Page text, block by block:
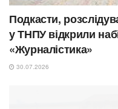
Подкасти,
у ТНПУ відкрили
«Журналістика»
30.07.2026